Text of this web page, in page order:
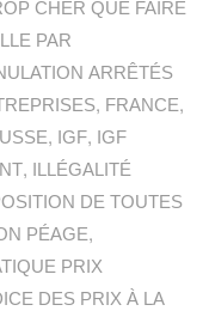
CHER QUE FAIRE
PAR
ARRÊTÉS
, FRANCE,
, IGF, IGF
, ILLÉGALITÉ
DE TOUTES
PÉAGE,
PRIX
DES PRIX À LA